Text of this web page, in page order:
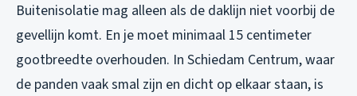
Buitenisolatie mag alleen als de daklijn niet voorbij de
gevellijn komt. En je moet minimaal 15 centimeter
gootbreedte overhouden. In Schiedam Centrum, waar
de panden vaak smal zijn en dicht op elkaar staan, is